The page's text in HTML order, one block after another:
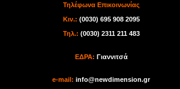
Τηλέφωνα Επικοινωνίας
Κιν.: (0030) 695 908 2095
Τηλ.: (0030) 2311 211 483
ΕΔΡΑ: Γιαννιτσά
e-mail: info@newdimension.gr